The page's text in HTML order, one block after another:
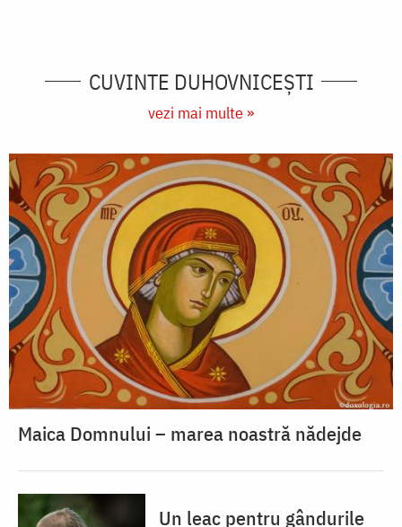
CUVINTE DUHOVNICEȘTI
vezi mai multe »
Maica Domnului – marea noastră nădejde
Un leac pentru gândurile